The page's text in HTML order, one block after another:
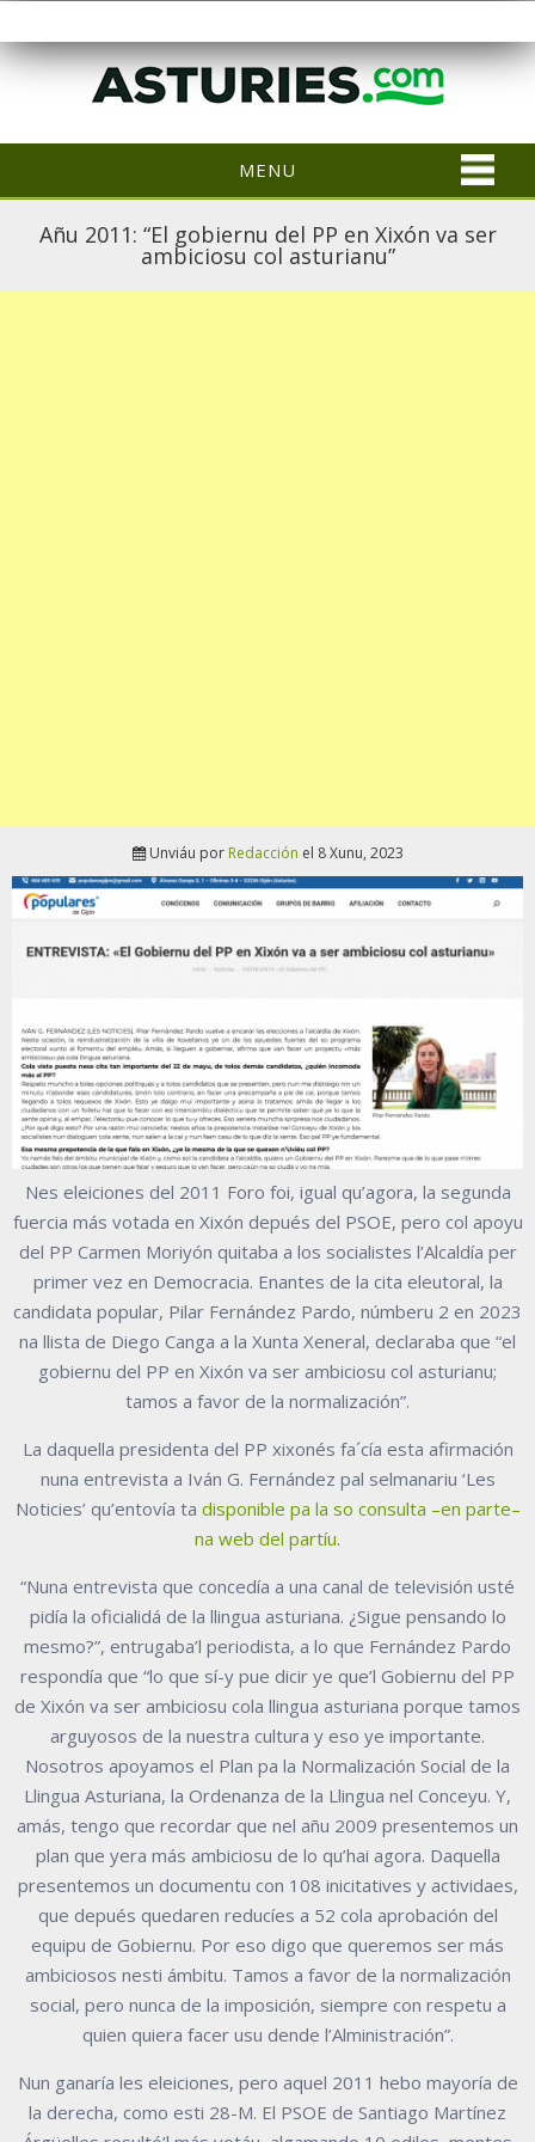
MENU
Añu 2011: “El gobiernu del PP en Xixón va ser
ambiciosu col asturianu”
Unviáu por Redacción el 8 Xunu, 2023
Nes eleiciones del 2011 Foro foi, igual qu’agora, la segunda
fuercia más votada en Xixón depués del PSOE, pero col apoyu
del PP Carmen Moriyón quitaba a los socialistes l’Alcaldía per
primer vez en Democracia. Enantes de la cita eleutoral, la
candidata popular, Pilar Fernández Pardo, númberu 2 en 2023
na llista de Diego Canga a la Xunta Xeneral, declaraba que “el
gobiernu del PP en Xixón va ser ambiciosu col asturianu;
tamos a favor de la normalización”.
La daquella presidenta del PP xixonés fa´cía esta afirmación
nuna entrevista a Iván G. Fernández pal selmanariu ‘Les
Noticies’ qu’entovía ta disponible pa la so consulta –en parte–
na web del partíu.
“Nuna entrevista que concedía a una canal de televisión usté
pidía la oficialidá de la llingua asturiana. ¿Sigue pensando lo
mesmo?”, entrugaba’l periodista, a lo que Fernández Pardo
respondía que “lo que sí-y pue dicir ye que’l Gobiernu del PP
de Xixón va ser ambiciosu cola llingua asturiana porque tamos
arguyosos de la nuestra cultura y eso ye importante.
Nosotros apoyamos el Plan pa la Normalización Social de la
Llingua Asturiana, la Ordenanza de la Llingua nel Conceyu. Y,
amás, tengo que recordar que nel añu 2009 presentemos un
plan que yera más ambiciosu de lo qu’hai agora. Daquella
presentemos un documentu con 108 inicitatives y actividaes,
que depués quedaren reducíes a 52 cola aprobación del
equipu de Gobiernu. Por eso digo que queremos ser más
ambiciosos nesti ámbitu. Tamos a favor de la normalización
social, pero nunca de la imposición, siempre con respetu a
quien quiera facer usu dende l’Alministración”.
Nun ganaría les eleiciones, pero aquel 2011 hebo mayoría de
la derecha, como esti 28-M. El PSOE de Santiago Martínez